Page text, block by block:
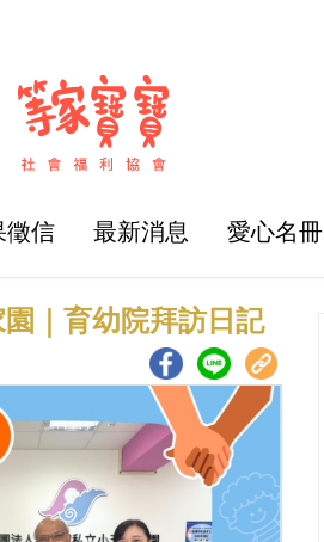
徵信 最新消息 愛心名冊
｜育幼院拜訪日記